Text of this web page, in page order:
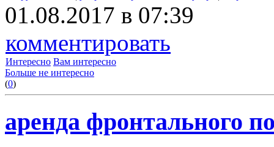
01.08.2017 в 07:39
комментировать
Интересно Вам интересно
Больше не интересно
(0)
аренда фронтального